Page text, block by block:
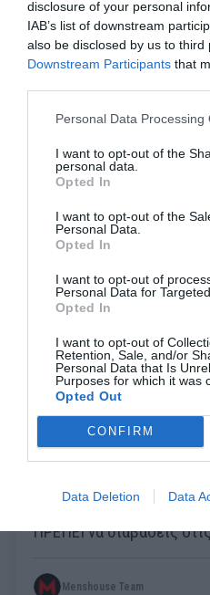
disclosure of your personal
IAB’s list of downstream
also be disclosed by us to third
Downstream Participants that
Personal Data Processing
I want to opt-out of the
personal data.
Opted In
I want to opt-out of the
Personal Data.
Opted In
I want to opt-out of
Personal Data for
Opted In
I want to opt-out of
Retention, Sale, and/or
Personal Data that Is
Purposes for which it was
Opted Out
CONFIRM
Data Deletion Data
Η Αγκάθα Κρίστι στο
κινηματογραφικών
Menshouse Team
Τα 5 βιβλία
ΠΡΕΠΕΙ να διαβάσεις
Menshouse Team